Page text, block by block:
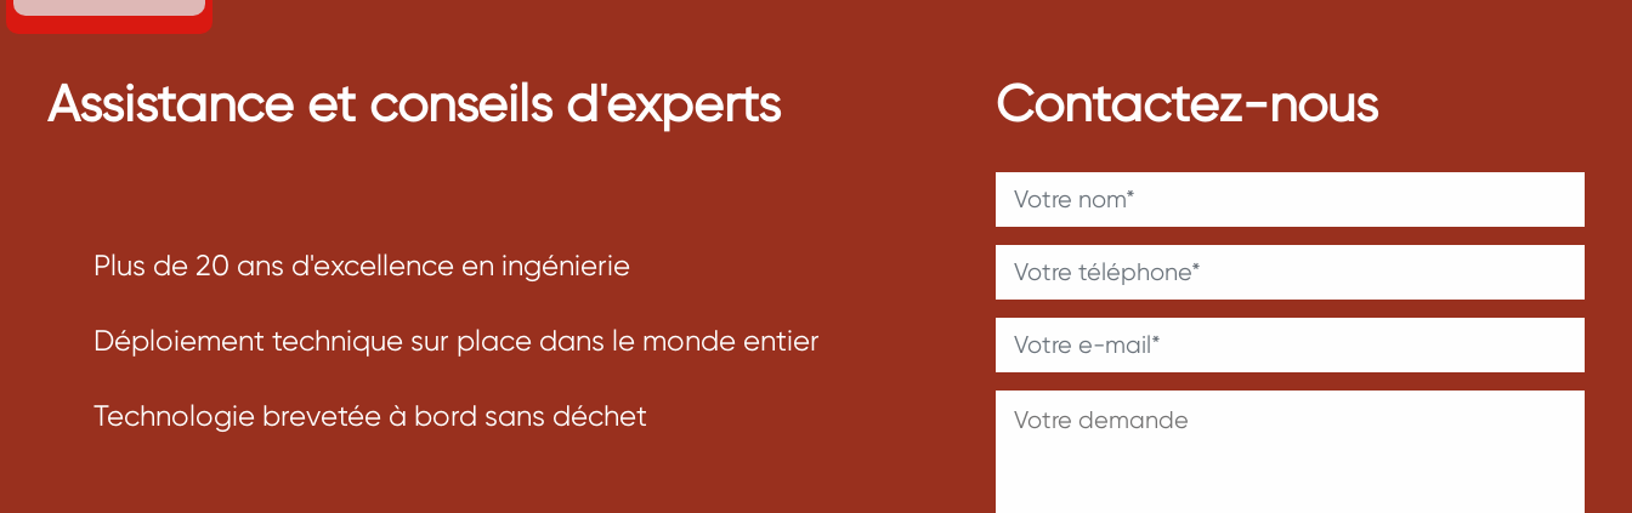
Assistance et conseils d'experts
Plus de 20 ans d'excellence en ingénierie
Déploiement technique sur place dans le monde entier
Technologie brevetée à bord sans déchet
Contactez-nous